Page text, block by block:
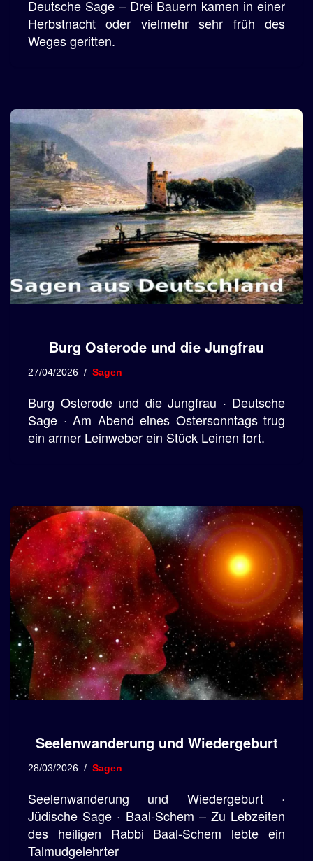
Deutsche Sage – Drei Bauern kamen in einer
Herbstnacht oder vielmehr sehr früh des
Weges geritten.
Burg Osterode und die Jungfrau
27/04/2026 Sagen
Burg Osterode und die Jungfrau · Deutsche
Sage · Am Abend eines Ostersonntags trug
ein armer Leinweber ein Stück Leinen fort.
Seelenwanderung und Wiedergeburt
28/03/2026 Sagen
Seelenwanderung und Wiedergeburt ·
Jüdische Sage · Baal-Schem – Zu Lebzeiten
des heiligen Rabbi Baal-Schem lebte ein
Talmudgelehrter